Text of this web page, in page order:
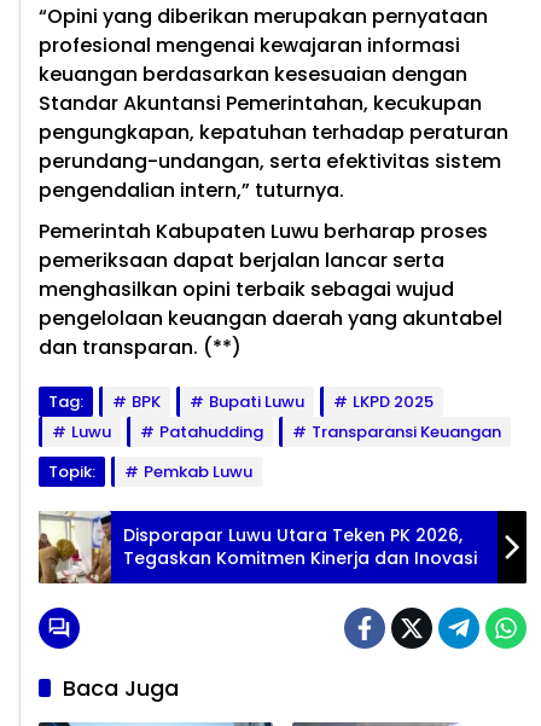
“Opini yang diberikan merupakan pernyataan
profesional mengenai kewajaran informasi
keuangan berdasarkan kesesuaian dengan
Standar Akuntansi Pemerintahan, kecukupan
pengungkapan, kepatuhan terhadap peraturan
perundang-undangan, serta efektivitas sistem
pengendalian intern,” tuturnya.
Pemerintah Kabupaten Luwu berharap proses
pemeriksaan dapat berjalan lancar serta
menghasilkan opini terbaik sebagai wujud
pengelolaan keuangan daerah yang akuntabel
dan transparan. (**)
Tag: BPK Bupati Luwu
LKPD 2025
Luwu
Patahudding
Transparansi Keuangan
Topik:
Pemkab Luwu
Disporapar Luwu Utara Teken PK 2026,
Tegaskan Komitmen Kinerja dan Inovasi
Baca Juga